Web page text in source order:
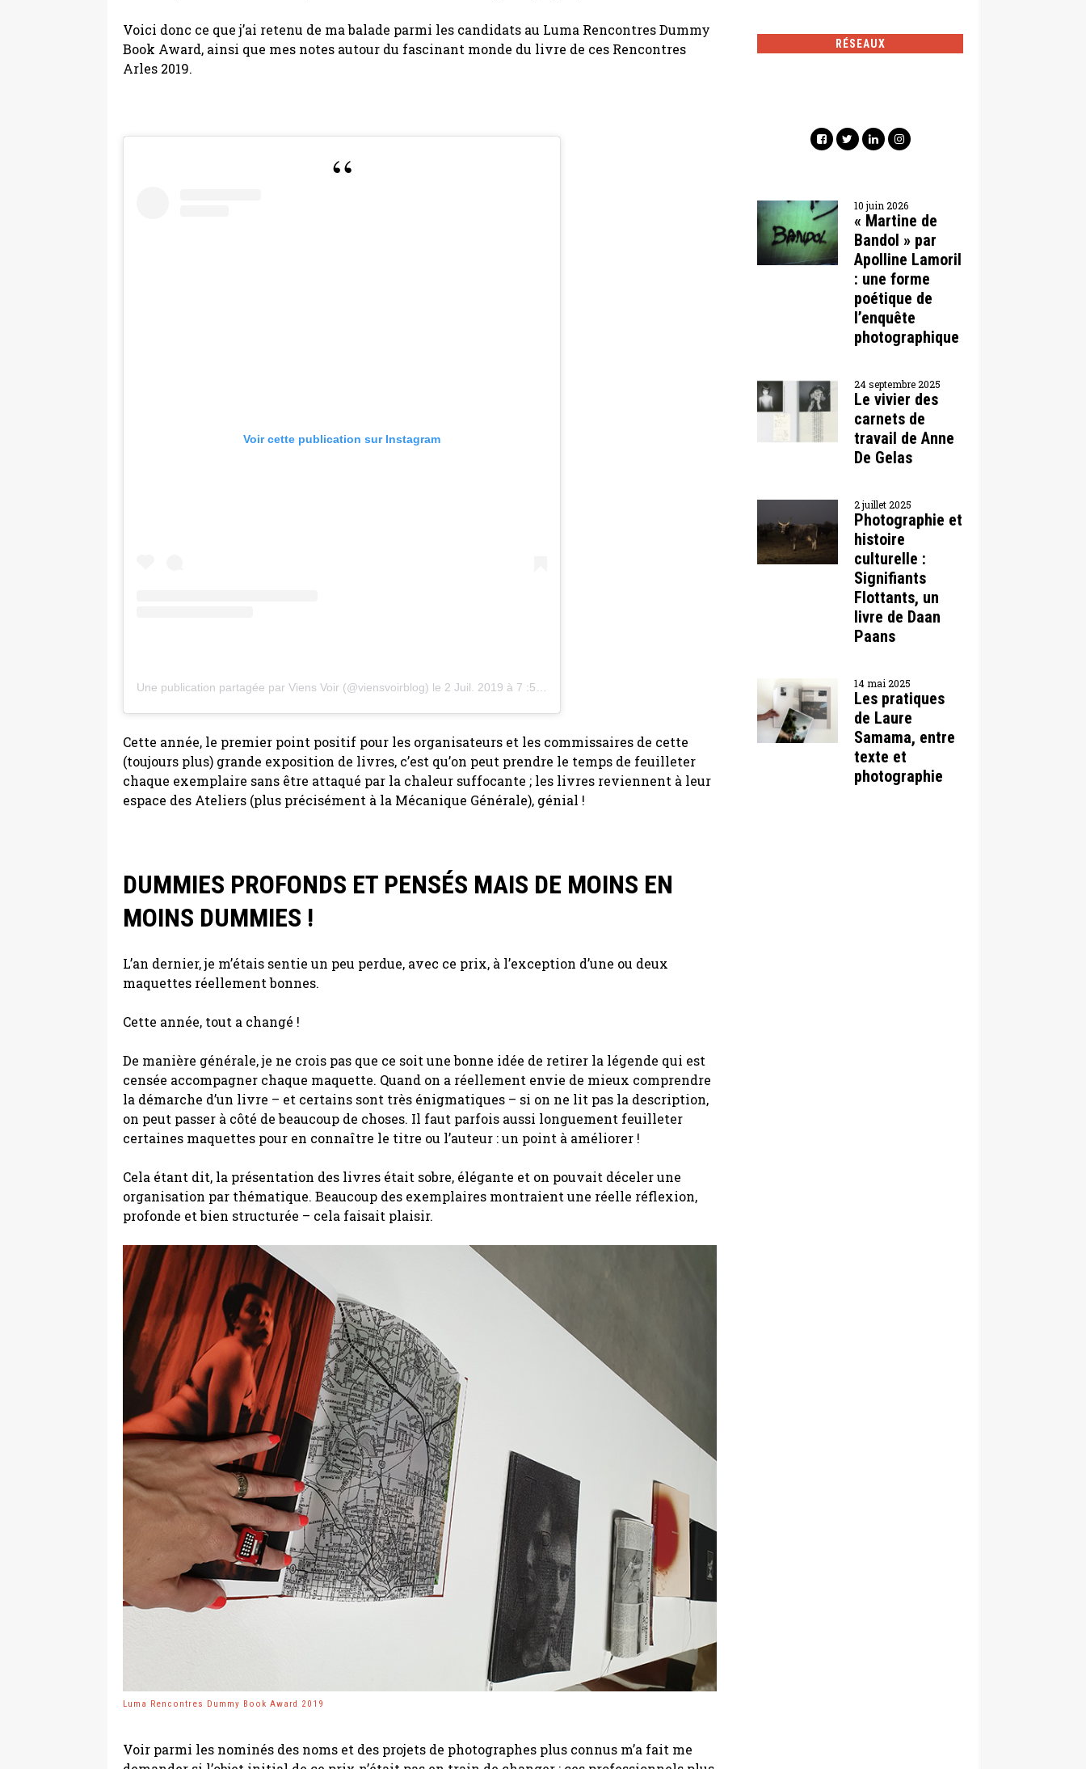
Voici donc ce que j’ai retenu de ma balade parmi les candidats au Luma Rencontres Dummy
Book Award, ainsi que mes notes autour du fascinant monde du livre de ces Rencontres
Arles 2019.
Voir cette publication sur Instagram
Une publication partagée par Viens Voir (@viensvoirblog) le 2 Juil. 2019 à 7 :56 PDT
Cette année, le premier point positif pour les organisateurs et les commissaires de cette
(toujours plus) grande exposition de livres, c’est qu’on peut prendre le temps de feuilleter
chaque exemplaire sans être attaqué par la chaleur suffocante ; les livres reviennent à leur
espace des Ateliers (plus précisément à la Mécanique Générale), génial !
DUMMIES PROFONDS ET PENSÉS MAIS DE MOINS EN
MOINS DUMMIES !
L’an dernier, je m’étais sentie un peu perdue, avec ce prix, à l’exception d’une ou deux
maquettes réellement bonnes.
Cette année, tout a changé !
De manière générale, je ne crois pas que ce soit une bonne idée de retirer la légende qui est
censée accompagner chaque maquette. Quand on a réellement envie de mieux comprendre
la démarche d’un livre – et certains sont très énigmatiques – si on ne lit pas la description,
on peut passer à côté de beaucoup de choses. Il faut parfois aussi longuement feuilleter
certaines maquettes pour en connaître le titre ou l’auteur : un point à améliorer !
Cela étant dit, la présentation des livres était sobre, élégante et on pouvait déceler une
organisation par thématique. Beaucoup des exemplaires montraient une réelle réflexion,
profonde et bien structurée – cela faisait plaisir.
Luma Rencontres Dummy Book Award 2019
Voir parmi les nominés des noms et des projets de photographes plus connus m’a fait me
RÉSEAUX
10 juin 2026
« Martine de
Bandol » par
Apolline Lamoril
: une forme
poétique de
l’enquête
photographique
24 septembre 2025
Le vivier des
carnets de
travail de Anne
De Gelas
2 juillet 2025
Photographie et
histoire
culturelle :
Signifiants
Flottants, un
livre de Daan
Paans
14 mai 2025
Les pratiques
de Laure
Samama, entre
texte et
photographie